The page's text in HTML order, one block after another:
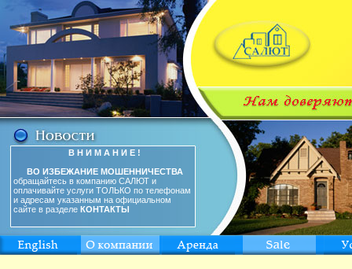
В Н И М А Н И Е !
ВО ИЗБЕЖАНИЕ МОШЕННИЧЕСТВА
обращайтесь в компанию САЛЮТ и
оплачивайте услуги ТОЛЬКО по телефонам
и адресам указанным на официальном
сайте в разделе КОНТАКТЫ